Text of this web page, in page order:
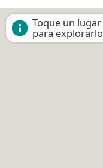
Toque un lugar
para explorarlo